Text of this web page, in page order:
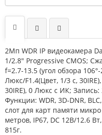
2Mп WDR IP видеокамера
1/2.8" Progressive CMOS;
f=2.7-13.5 (угол обзора
Люкс/F1.4(Цвет, 1/3 с,
30IRE), 0 Люкс с ИК; Запись:
Функции: WDR, 3D-DNR,
слот для карт памяти
метров, IP67, DC 12В/12.6
815г.